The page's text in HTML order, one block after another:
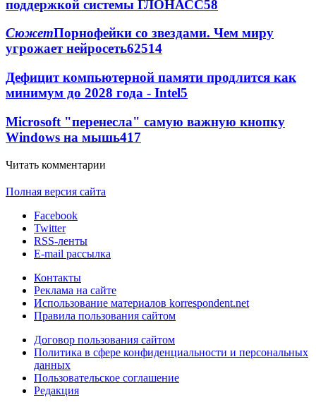
поддержкой системы ГЛОНАСС58
СюжетПорнофейки со звездами. Чем миру
угрожает нейросеть62514
Дефицит компьютерной памяти продлится как
минимум до 2028 года - Intel5
Microsoft "перенесла" самую важную кнопку
Windows на мышь417
Читать комментарии
Полная версия сайта
Facebook
Twitter
RSS-ленты
E-mail рассылка
Контакты
Реклама на сайте
Использование материалов korrespondent.net
Правила пользования сайтом
Договор пользования сайтом
Политика в сфере конфиденциальности и персональных
данных
Пользовательское соглашение
Редакция